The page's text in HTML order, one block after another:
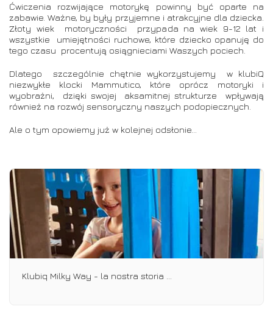
Ćwiczenia rozwijające motorykę powinny być oparte na
zabawie. Ważne, by były przyjemne i atrakcyjne dla dziecka.
Złoty wiek motoryczności przypada na wiek 9-12 lat i
wszystkie umiejętności ruchowe, które dziecko opanuję do
tego czasu procentują osiągnieciami Waszych pociech.
Dlatego szczególnie chętnie wykorzystujemy w klubiQ
niezwykłe klocki Mammutico, które oprócz motoryki i
wyobrażni, dzięki swojej aksamitnej strukturze wpływają
również na rozwój sensoryczny naszych podopiecznych.
Ale o tym opowiemy już w kolejnej odsłonie...
Klubiq Milky Way - la nostra storia ...